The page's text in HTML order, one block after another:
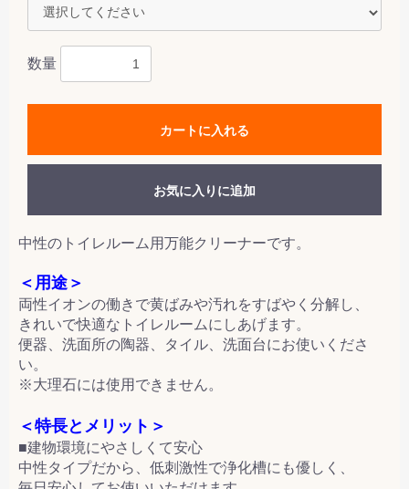
数量
カートに入れる
お気に入りに追加
中性のトイレルーム用万能クリーナーです。
＜用途＞
両性イオンの働きで黄ばみや汚れをすばやく分解し、
きれいで快適なトイレルームにしあげます。
便器、洗面所の陶器、タイル、洗面台にお使いくださ
い。
※大理石には使用できません。
＜特長とメリット＞
■建物環境にやさしくて安心
中性タイプだから、低刺激性で浄化槽にも優しく、